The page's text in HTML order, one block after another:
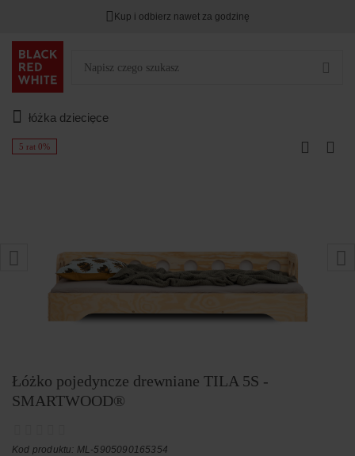
Kup i odbierz nawet za godzinę
łóżka dziecięce
5 rat 0%
Łóżko pojedyncze drewniane TILA 5S -
SMARTWOOD®
Kod produktu: ML-5905090165354